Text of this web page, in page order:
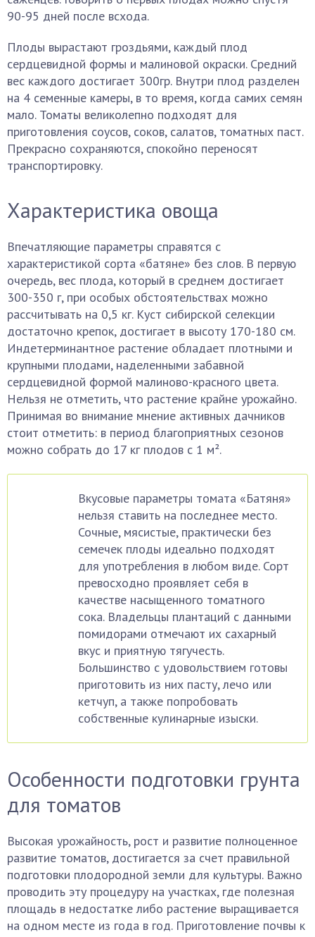
90-95 дней после всхода.
Плоды вырастают гроздьями, каждый плод
сердцевидной формы и малиновой окраски. Средний
вес каждого достигает 300гр. Внутри плод разделен
на 4 семенные камеры, в то время, когда самих семян
мало. Томаты великолепно подходят для
приготовления соусов, соков, салатов, томатных паст.
Прекрасно сохраняются, спокойно переносят
транспортировку.
Характеристика овоща
Впечатляющие параметры справятся с
характеристикой сорта «батяне» без слов. В первую
очередь, вес плода, который в среднем достигает
300-350 г, при особых обстоятельствах можно
рассчитывать на 0,5 кг. Куст сибирской селекции
достаточно крепок, достигает в высоту 170-180 см.
Индетерминантное растение обладает плотными и
крупными плодами, наделенными забавной
сердцевидной формой малиново-красного цвета.
Нельзя не отметить, что растение крайне урожайно.
Принимая во внимание мнение активных дачников
стоит отметить: в период благоприятных сезонов
можно собрать до 17 кг плодов с 1 м².
Вкусовые параметры томата «Батяня»
нельзя ставить на последнее место.
Сочные, мясистые, практически без
семечек плоды идеально подходят
для употребления в любом виде. Сорт
превосходно проявляет себя в
качестве насыщенного томатного
сока. Владельцы плантаций с данными
помидорами отмечают их сахарный
вкус и приятную тягучесть.
Большинство с удовольствием готовы
приготовить из них пасту, лечо или
кетчуп, а также попробовать
собственные кулинарные изыски.
Особенности подготовки грунта
для томатов
Высокая урожайность, рост и развитие полноценное
развитие томатов, достигается за счет правильной
подготовки плодородной земли для культуры. Важно
проводить эту процедуру на участках, где полезная
площадь в недостатке либо растение выращивается
на одном месте из года в год. Приготовление почвы к